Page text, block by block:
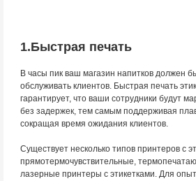
1.Быстрая печать
В часы пик ваш магазин напитков должен
обслуживать клиентов. Быстрая печать
гарантирует, что ваши сотрудники будут
без задержек, тем самым поддерживая
сокращая время ожидания клиентов.
Существует несколько типов принтеров с
прямотермочувствительные,
лазерные принтеры с этикетками. Для